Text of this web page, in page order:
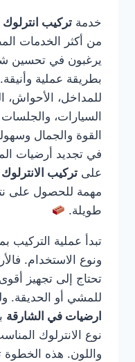
خدمة تركيب
من أكثر الخدمات
يرغبون في تحسين
بطريقة عملية
للمداخل، الأحواش،
السيارات،
القوة والجمال
في تجديد أرضيات
على تركيب
مهمة للحصول على
طويلة.
تبدأ عملية التركيب
ونوع الاستخدام.
تحتاج إلى تجهيز
للمشي أو الحديقة.
ارضيات في الشارقة
نوع الانترلوك
واللون. هذه الخطوة